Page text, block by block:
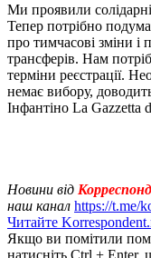
Ми проявили
Тепер потрібно
про тимчасові зміни і
трансферів. Нам
терміни реєстрації.
немає вибору,
Інфантіно La Gazzetta
Новини від
наш канал https://t.me/
Читайте
Якщо ви помітили
натисніть Ctrl + Enter,